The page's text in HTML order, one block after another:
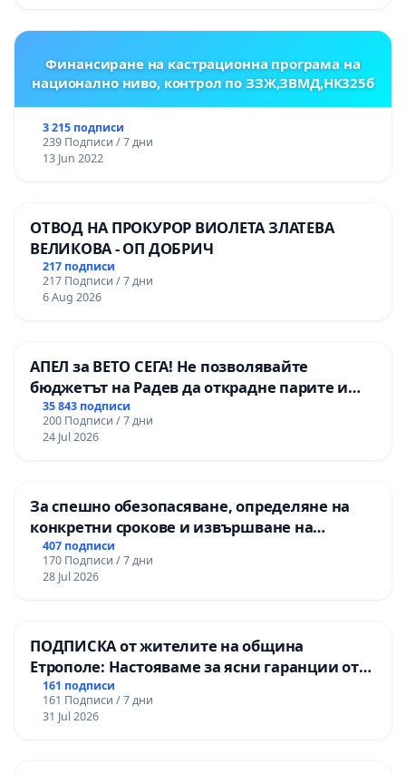
Финансиране на кастрационна програма на
национално ниво, контрол по ЗЗЖ,ЗВМД,НК325б
3 215 подписи
239 Подписи / 7 дни
13 Jun 2022
ОТВОД НА ПРОКУРОР ВИОЛЕТА ЗЛАТЕВА
ВЕЛИКОВА - ОП ДОБРИЧ
217 подписи
217 Подписи / 7 дни
6 Aug 2026
АПЕЛ за ВЕТО СЕГА! Не позволявайте
бюджетът на Радев да открадне парите и
правата ни в тъмното
35 843 подписи
200 Подписи / 7 дни
24 Jul 2026
За спешно обезопасяване, определяне на
конкретни срокове и извършване на
цялостна рехабилитация на
републиканския път между пътен възел АМ
„Тракия“ - гр. Ихтиман - с. Мирово - к.к.
407 подписи
170 Подписи / 7 дни
28 Jul 2026
ПОДПИСКА от жителите на община
Етрополе: Настояваме за ясни гаранции от
“Елаците-МЕД” АД и от държавата, че ще се
изпълнят всички екологични норми!
161 подписи
161 Подписи / 7 дни
31 Jul 2026